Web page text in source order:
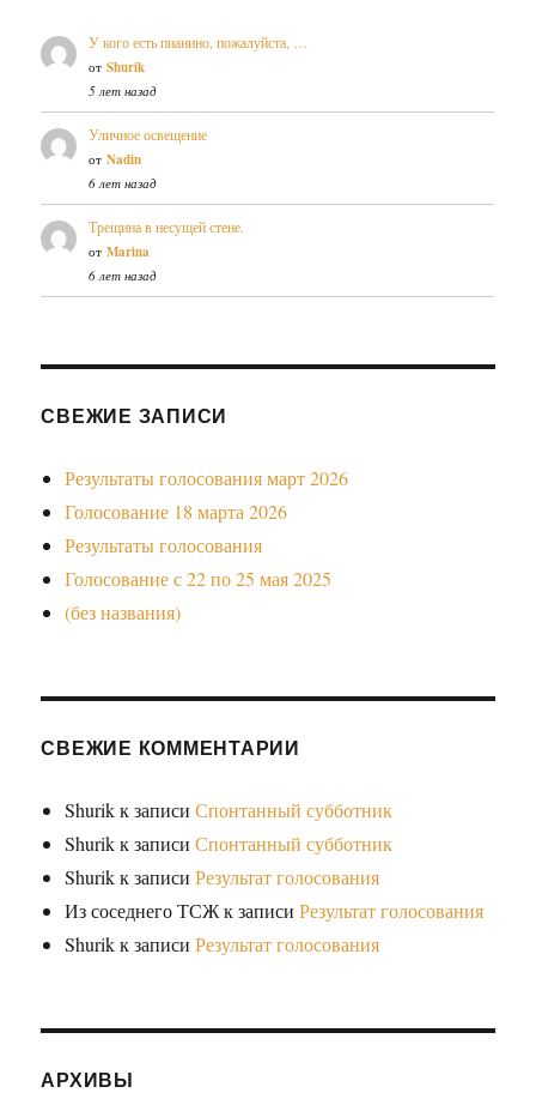
У кого есть пианино, пожалуйста, …
отShurik
5 лет назад
Уличное освещение
отNadin
6 лет назад
Трещина в несущей стене.
отMarina
6 лет назад
СВЕЖИЕ ЗАПИСИ
Результаты голосования март 2026
Голосование 18 марта 2026
Результаты голосования
Голосование с 22 по 25 мая 2025
(без названия)
СВЕЖИЕ КОММЕНТАРИИ
Shurikк записиСпонтанный субботник
Shurikк записиСпонтанный субботник
Shurikк записиРезультат голосования
Из соседнего ТСЖк записиРезультат голосования
Shurikк записиРезультат голосования
АРХИВЫ